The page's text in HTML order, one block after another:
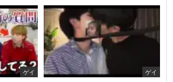
ゲイ ゲイ